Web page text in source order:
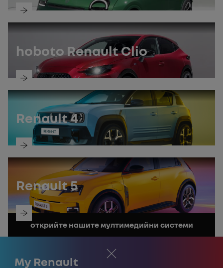
открийте
ръководството
hoboto Renault Clio
открийте
ръководството
Renault 4
открийте
ръководството
Renault 5
открийте
ръководството
открийте нашите мултимедийни системи
Затвори
My Renault